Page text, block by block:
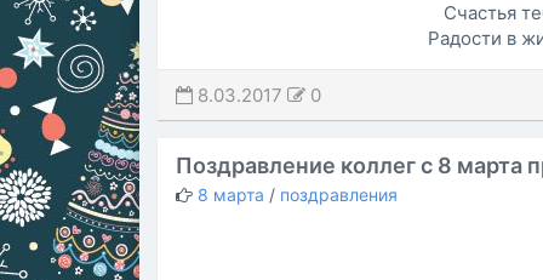
Счастья
Радости в
8.03.2017 0
Поздравление коллег с 8 марта
8 марта / поздравления